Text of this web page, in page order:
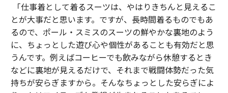
「仕事着として着るスーツは、やはりきちんと見えるこ
とが大事だと思います。ですが、長時間着るものでもあ
るので、ポール・スミスのスーツの鮮やかな裏地のよう
に、ちょっとした遊び心や個性があることも有効だと思
うんです。例えばコーヒーでも飲みながら休憩するとき
などに裏地が見えるだけで、それまで戦闘体勢だった気
持ちが安らぎますから。そんなちょっとした安らぎによ